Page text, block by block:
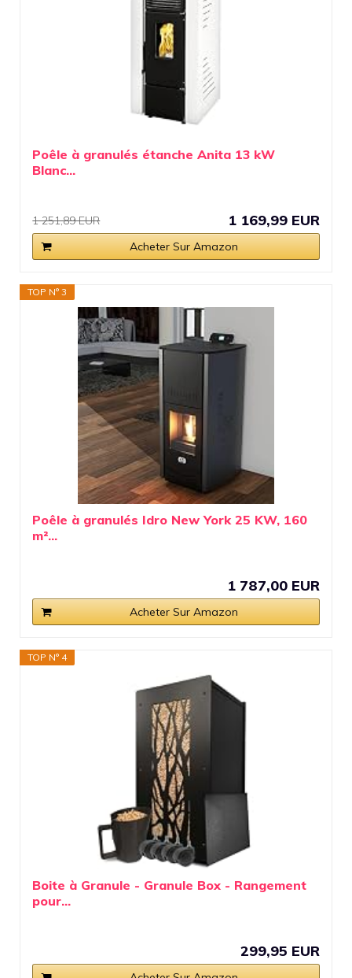
Poêle à granulés étanche Anita 13 kW
Blanc...
1 251,89 EUR 1 169,99 EUR
Acheter Sur Amazon
TOP N° 3
Poêle à granulés Idro New York 25 KW, 160
m²...
1 787,00 EUR
Acheter Sur Amazon
TOP N° 4
Boite à Granule - Granule Box - Rangement
pour...
299,95 EUR